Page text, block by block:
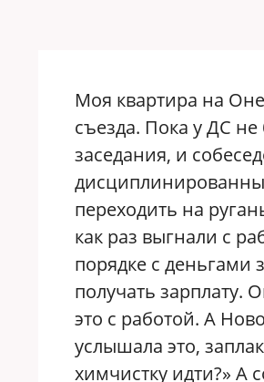
Моя квартира на
съезда. Пока у ДС
заседания, и
переходить на
как раз выгнали с
порядке с деньгами
получать зарплату.
это с работой. А
услышала это,
химчистку идти?» А